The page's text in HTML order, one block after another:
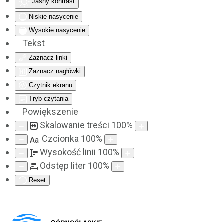
Niskie nasycenie
Wysokie nasycenie
Tekst
Zaznacz linki
Zaznacz nagłówki
Czytnik ekranu
Tryb czytania
Powiększenie
Skalowanie treści 100%
Aa Czcionka 100%
Wysokość linii 100%
Odstęp liter 100%
Reset